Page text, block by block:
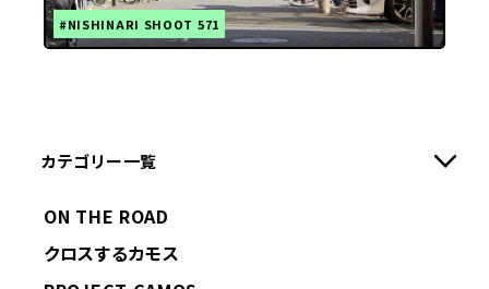
#NISHINARI SHOOT 571
カテゴリー一覧
ON THE ROAD
クロスするカモス